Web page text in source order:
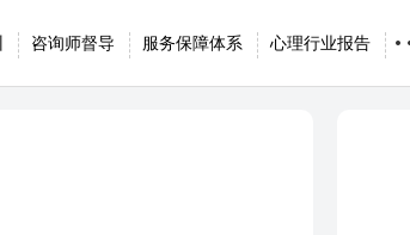
咨询师督导 服务保障体系 心理行业报告